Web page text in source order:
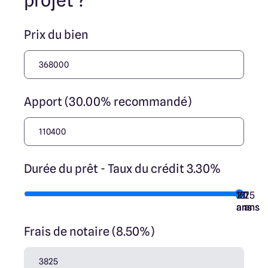
Prix du bien
Apport (30.00% recommandé)
Durée du prêt - Taux du crédit 3.30%
7
ans
10
ans
15
ans
20
ans
25
ans
Frais de notaire (8.50%)